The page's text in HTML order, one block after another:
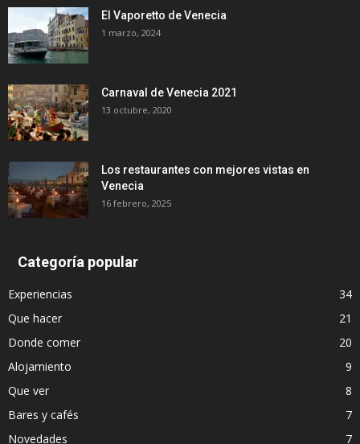
El Vaporetto de Venecia
1 marzo, 2024
Carnaval de Venecia 2021
13 octubre, 2020
Los restaurantes con mejores vistas en
Venecia
16 febrero, 2025
Categoría popular
Experiencias
34
Que hacer
21
Donde comer
20
Alojamiento
9
Que ver
8
Bares y cafés
7
Novedades
7